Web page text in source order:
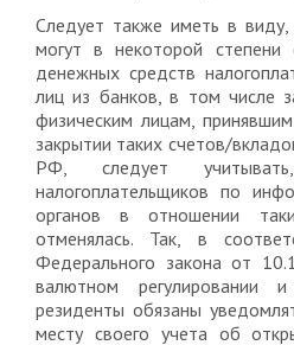
Следует также иметь в
могут в некоторой степени
денежных средств
лиц из банков, в том числе
физическим лицам,
закрытии таких счетов/
РФ, следует
налогоплательщиков по
органов в отношении
отменялась. Так, в
Федерального закона от
валютном регулировании
резиденты обязаны
месту своего учета об